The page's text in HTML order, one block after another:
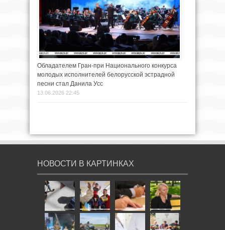
Обладателем Гран-при Национального конкурса
молодых исполнителей белорусской эстрадной
песни стал Данила Усс
13.06.2026 22:45
НОВОСТИ В КАРТИНКАХ